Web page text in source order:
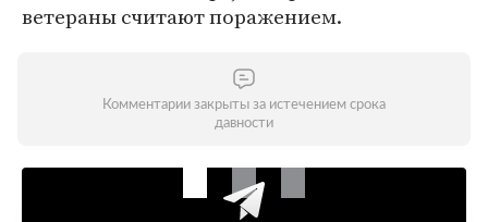
ветераны считают поражением.
Комментарии закрыты за истечением срока
давности